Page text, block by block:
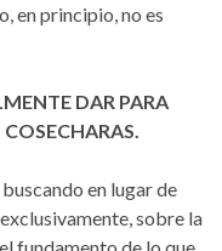
en principio, no es
DAR PARA
en lugar de
sobre la
fundamento de lo que